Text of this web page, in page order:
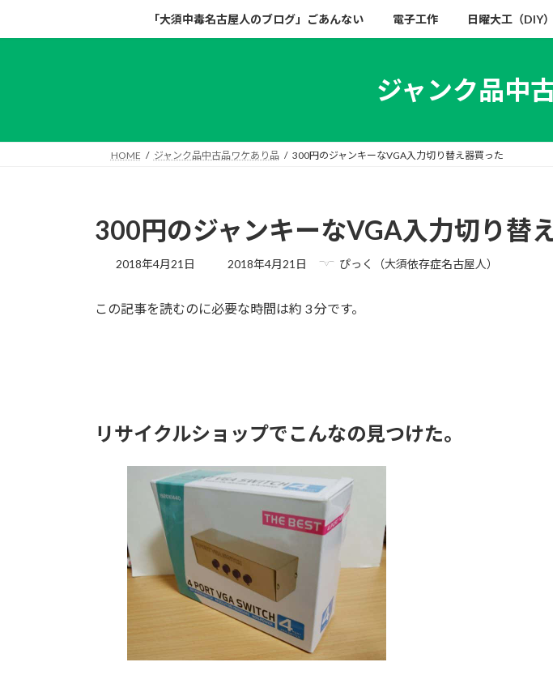
キ
に
「大須中毒名古屋人のブログ」ごあんない 電子工作 日曜大工（DIY）
ジャンク品中
HOME ジャンク品中古品ワケあり品 300円のジャンキーなVGA入力切り替え器買った
300円のジャンキーなVGA入力切り替
2018年4月21日
最
新
2018年4月21日 ぴっく（大須依存症名古屋人）
この記事を読むのに必要な時間は約 3 分です。
リサイクルショップでこんなの見つけた。